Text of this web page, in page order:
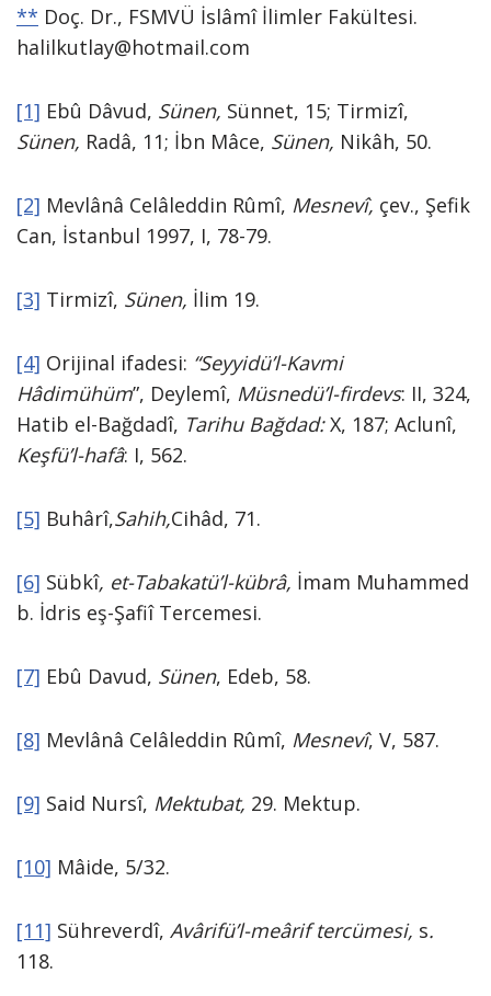
** Doç. Dr., FSMVÜ İslâmî İlimler Fakültesi.
halilkutlay@hotmail.com
[1] Ebû Dâvud, Sünen, Sünnet, 15; Tirmizî,
Sünen, Radâ, 11; İbn Mâce, Sünen, Nikâh, 50.
[2] Mevlânâ Celâleddin Rûmî, Mesnevî, çev., Şefik
Can, İstanbul 1997, I, 78-79.
[3] Tirmizî, Sünen, İlim 19.
[4] Orijinal ifadesi: “Seyyidü’l-Kavmi
Hâdimühüm”, Deylemî, Müsnedü’l-firdevs: II, 324,
Hatib el-Bağdadî, Tarihu Bağdad:X, 187; Aclunî,
Keşfü’l-hafâ: I, 562.
[5] Buhârî,Sahih,Cihâd, 71.
[6] Sübkî, et-Tabakatü’l-kübrâ, İmam Muhammed
b. İdris eş-Şafiî Tercemesi.
[7] Ebû Davud, Sünen, Edeb, 58.
[8] Mevlânâ Celâleddin Rûmî, Mesnevî, V, 587.
[9] Said Nursî, Mektubat, 29. Mektup.
[10] Mâide, 5/32.
[11] Sühreverdî, Avârifü’l-meârif tercümesi, s.
118.